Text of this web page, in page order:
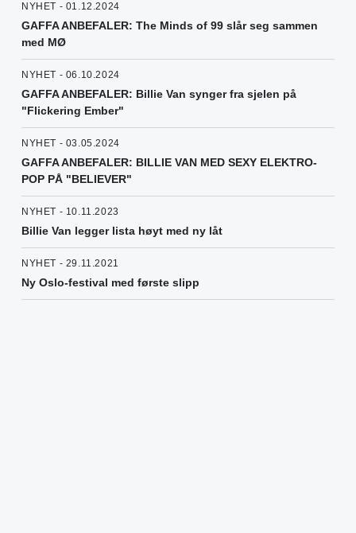
NYHET - 01.12.2024
GAFFA ANBEFALER: The Minds of 99 slår seg sammen
med MØ
NYHET - 06.10.2024
GAFFA ANBEFALER: Billie Van synger fra sjelen på
"Flickering Ember"
NYHET - 03.05.2024
GAFFA ANBEFALER: BILLIE VAN MED SEXY ELEKTRO-
POP PÅ "BELIEVER"
NYHET - 10.11.2023
Billie Van legger lista høyt med ny låt
NYHET - 29.11.2021
Ny Oslo-festival med første slipp